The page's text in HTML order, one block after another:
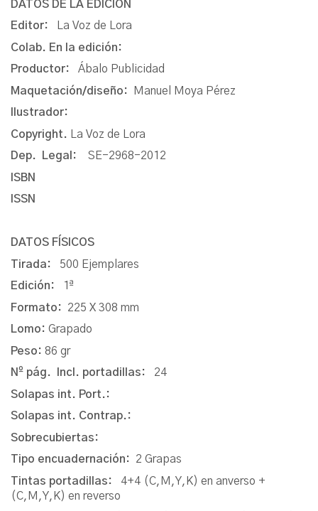
DATOS DE LA EDICIÓN
Editor:
La Voz de Lora
Colab. En la edición:
Productor: Ábalo Publicidad
Maquetación/diseño:
Manuel Moya Pérez
Ilustrador:
Copyright.
La Voz de Lora
Dep. Legal: SE-2968-2012
ISBN
ISSN
DATOS FÍSICOS
Tirada: 500 Ejemplares
Edición:
1ª
Formato: 225 X 308 mm
Lomo: Grapado
Peso: 86 gr
Nº pág. Incl. portadillas: 24
Solapas int. Port.:
Solapas int. Contrap.:
Sobrecubiertas:
Tipo encuadernación: 2 Grapas
Tintas portadillas: 4+4 (C,M,Y,K) en anverso +
(C,M,Y,K) en reverso